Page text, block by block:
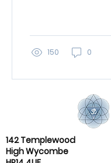
centro...
150 0
142 Templewood
High Wycombe